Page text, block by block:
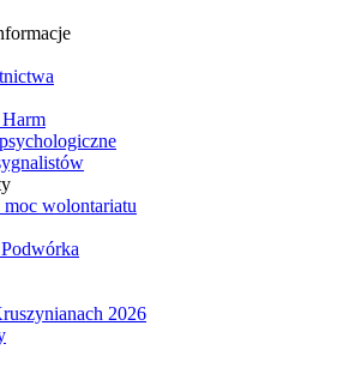
moc wolontariatu
2026